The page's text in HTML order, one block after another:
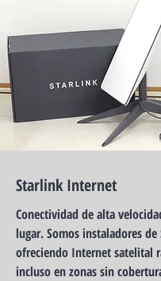
Starlink Internet
Conectividad de alta
lugar. Somos instaladores
ofreciendo Internet satelital
incluso en zonas sin